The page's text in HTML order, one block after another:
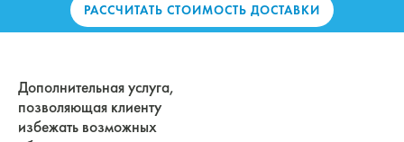
РАССЧИТАТЬ СТОИМОСТЬ ДОСТАВКИ
Дополнительная услуга,
позволяющая клиенту
избежать возможных